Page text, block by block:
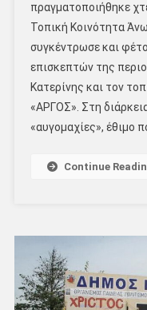
πραγματοποιήθηκε
Τοπική Κοινότητα
συγκέντρωσε και
επισκεπτών της
Κατερίνης και τον
«ΑΡΓΟΣ». Στη
«αυγομαχίες», έθιμο
Continue